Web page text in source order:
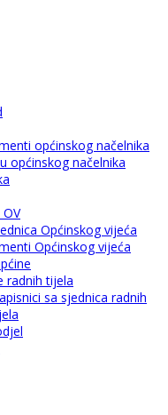
općinskog načelnika
općinskog načelnika
Općinskog vijeća
Općinskog vijeća
radnih tijela
sa sjednica radnih